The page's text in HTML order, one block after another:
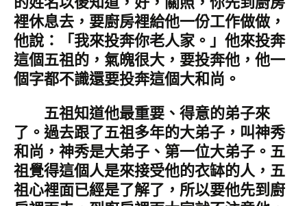
裡休息去，要廚房裡給他一份工作做做，
他說：「我來投奔你老人家。」他來投奔
這個五祖的，氣魄很大，要投奔他，他一
個字都不識還要投奔這個大和尚。
五祖知道他最重要、得意的弟子來
了。過去跟了五祖多年的大弟子，叫神秀
和尚，神秀是大弟子、第一位大弟子。五
祖覺得這個人是來接受他的衣缽的人，五
祖心裡面已經是了解了，所以要他先到廚